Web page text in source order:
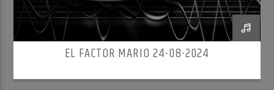
EL FACTOR MARIO 24-08-2024